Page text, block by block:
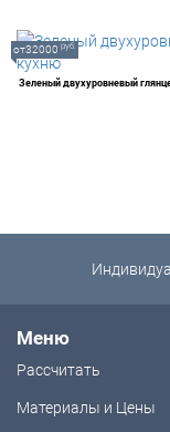
Зеленый двухуровневый
от32000 руб.
Меню
Рассчитать
Материалы и Цены